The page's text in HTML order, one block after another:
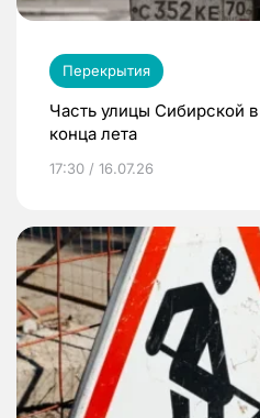
Перекрытия
Часть улицы Сибирской
конца лета
17:30 / 16.07.26